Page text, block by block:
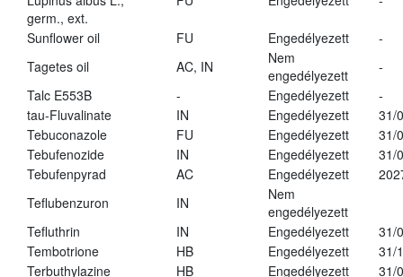
germ., ext.
Sunflower oil FU Engedélyezett
-
Tagetes oil
AC, IN
Nem
engedélyezett
-
Talc E553B
- Engedélyezett
-
tau-Fluvalinate
IN Engedélyezett
31/
Tebuconazole
FU Engedélyezett
31/
Tebufenozide
IN Engedélyezett
31/
Tebufenpyrad
AC Engedélyezett
Teflubenzuron
IN
Nem
engedélyezett
Tefluthrin
IN Engedélyezett
31/
Tembotrione
HB Engedélyezett
31/
Terbuthylazine
HB Engedélyezett
31/